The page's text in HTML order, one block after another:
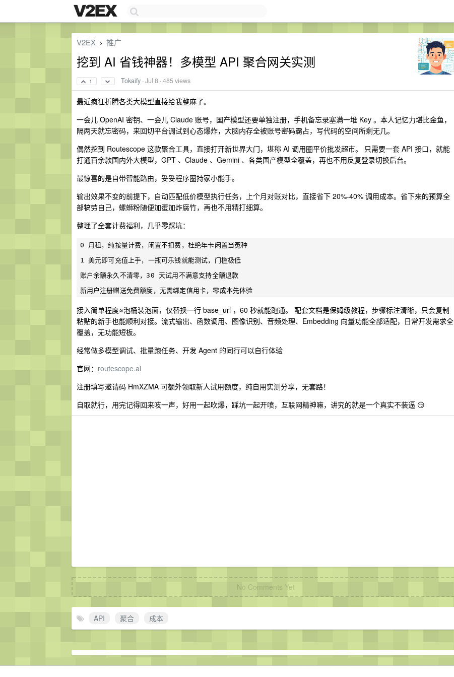
V2EX › 推广
挖到 AI 省钱神器！多模型 API 聚合网关实测
1 Tokaify ·Jul 8 · 485 views
最近疯狂折腾各类大模型直接给我整麻了。
一会儿 OpenAI 密钥、一会儿 Claude 账号，国产模型还要单独注册，手机备忘录塞满一堆 Key 。本人记忆力堪比金鱼，
隔两天就忘密码，来回切平台调试到心态爆炸，大脑内存全被账号密码霸占，写代码的空间所剩无几。
偶然挖到 Routescope 这款聚合工具，直接打开新世界大门，堪称 AI 调用圈平价批发超市。 只需要一套 API 接口，就能
打通百余款国内外大模型，GPT 、Claude 、Gemini 、各类国产模型全覆盖，再也不用反复登录切换后台。
最惊喜的是自带智能路由，妥妥程序圈持家小能手。
输出效果不变的前提下，自动匹配低价模型执行任务，上个月对账对比，直接省下 20%-40% 调用成本。省下来的预算全
部犒劳自己，螺蛳粉随便加蛋加炸腐竹，再也不用精打细算。
整理了全套计费福利，几乎零踩坑：
0 月租，纯按量计费，闲置不扣费，杜绝年卡闲置当冤种
1 美元即可充值上手，一瓶可乐钱就能测试，门槛极低
账户余额永久不清零，30 天试用不满意支持全额退款
接入简单程度≈泡桶装泡面，仅替换一行 base_url ，60 秒就能跑通。 配套文档是保姆级教程，步骤标注清晰，只会复制
粘贴的新手也能顺利对接。流式输出、函数调用、图像识别、音频处理、Embedding 向量功能全部适配，日常开发需求全
覆盖，无功能短板。
经常做多模型调试、批量跑任务、开发 Agent 的同行可以自行体验
官网： routescope.ai
注册填写邀请码 HmXZMA 可额外领取新人试用额度，纯自用实测分享，无套路！
自取就行，用完记得回来吱一声，好用一起吹爆，踩坑一起开喷，互联网精神嘛，讲究的就是一个真实不装逼 😏
No Comments Yet
API 聚合 成本